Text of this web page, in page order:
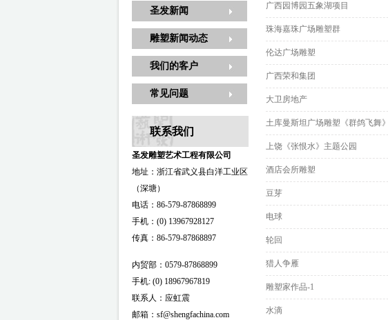
圣发新闻
雕塑新闻动态
我们的客户
常见问题
联系我们
圣发雕塑艺术工程有限公司
地址：浙江省武义县白洋工业区
（深塘）
电话：86-579-87868899
手机：(0) 13967928127
传真：86-579-87868897
内贸部：0579-87868899
手机: (0) 18967967819
联系人：应虹震
邮箱：sf@shengfachina.com
广西园博园五象湖项目
珠海嘉珠广场雕塑群
伦达广场雕塑
广西荣和集团
大卫房地产
土库曼斯坦广场雕塑《群鸽飞舞》
上饶《张恨水》主题公园
酒店会所雕塑
豆芽
电球
轮回
猎人争雁
雕塑家作品-1
水滴